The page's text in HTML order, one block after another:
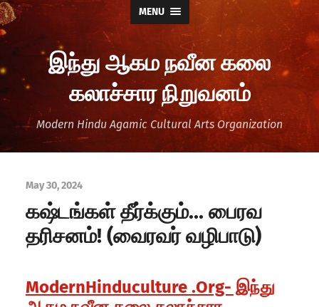
MENU
இந்து ஆகம நவீன கலை
கலாச்சார நிறுவனம்
Modern Hindu Agamic Cultural Arts Organization
May 30, 2024
கஷ்டங்கள் தீர்க்கும்… பைரவ
தரிசனம்! (வைரவர் வழிபாடு)
ModernHinduculture .Org- இந்து